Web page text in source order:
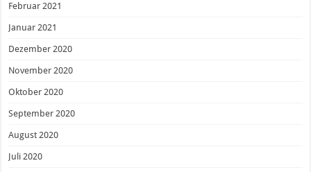
Februar 2021
Januar 2021
Dezember 2020
November 2020
Oktober 2020
September 2020
August 2020
Juli 2020